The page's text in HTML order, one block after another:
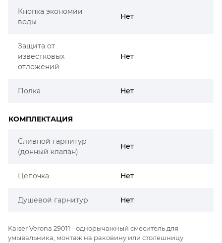
Кнопка экономии
воды
Нет
Защита от
известковых
отложений
Нет
Полка Нет
КОМПЛЕКТАЦИЯ
Сливной гарнитур
(донный клапан)
Нет
Цепочка Нет
Душевой гарнитур Нет
Kaiser Verona 29011 - однорычажный смеситель для
умывальника, монтаж на раковину или столешницу.